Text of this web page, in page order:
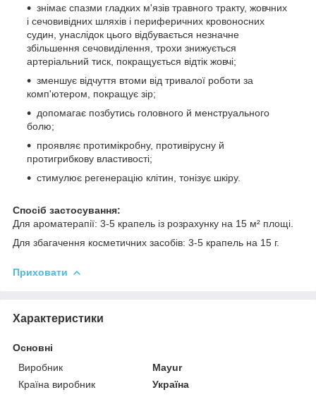
знімає спазми гладких м'язів травного тракту, жовчних
і сечовивідних шляхів і периферичних кровоносних
судин, унаслідок цього відбувається незначне
збільшення сечовиділення, трохи знижується
артеріальний тиск, покращується відтік жовчі;
зменшує відчуття втоми від тривалої роботи за
комп'ютером, покращує зір;
допомагає позбутись головного й менструального
болю;
проявляє протимікробну, противірусну й
протигрибкову властивості;
стимулює регенерацію клітин, тонізує шкіру.
Спосіб застосування:
Для ароматерапії: 3-5 крапель із розрахунку на 15 м² площі.
Для збагачення косметичних засобів: 3-5 крапель на 15 г.
Приховати
Характеристики
Основні
Виробник
Mayur
Країна виробник
Україна